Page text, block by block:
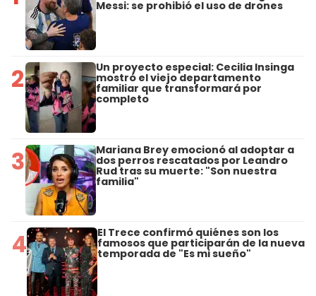
Messi: se prohibió el uso de drones
2 Un proyecto especial: Cecilia Insinga
mostró el viejo departamento
familiar que transformará por
completo
3 Mariana Brey emocionó al adoptar a
dos perros rescatados por Leandro
Rud tras su muerte: "Son nuestra
familia"
4 El Trece confirmó quiénes son los
famosos que participarán de la nueva
temporada de "Es mi sueño"